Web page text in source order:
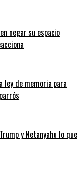
negar su espacio
ley de memoria para
y Netanyahu lo que